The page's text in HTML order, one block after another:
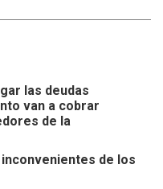
las deudas
van a cobrar
de la
de los